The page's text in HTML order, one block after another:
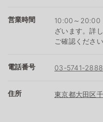
営業時間
10:00～20:00
ざいます。詳
ご確認ください
電話番号 03-5741-2888
住所 東京都大田区